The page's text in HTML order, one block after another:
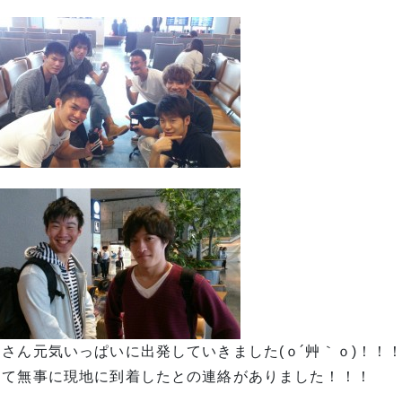
ん元気いっぱいに出発していきました(ｏ´艸｀ｏ)！！
無事に現地に到着したとの連絡がありました！！！